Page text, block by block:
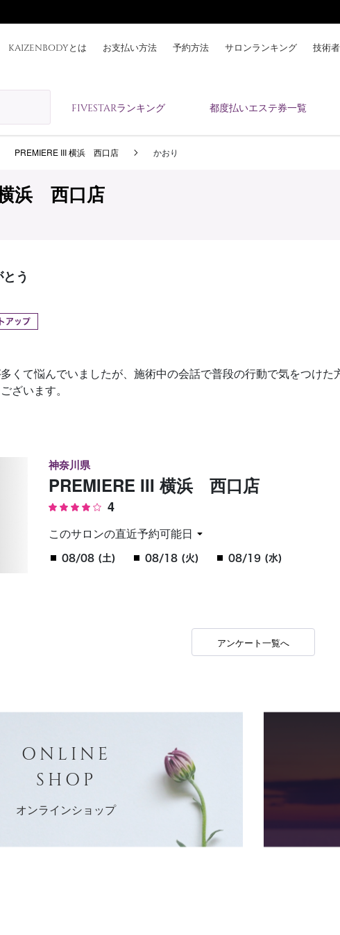
KAIZENBODYとは お支払い方法 予約方法 サロンランキング 技術
FIVESTARランキング 都度払いエステ券一覧
お支払い方法
予約方法
お気に入り
お問い合わせ
PREMIERE III 横浜 西口店 かおり
浜 西口店
う
アップ
くて悩んでいましたが、施術中の会話で普段の行動で気をつけ
ざいます。
神奈川県
PREMIERE III 横浜 西口店
4
このサロンの直近予約可能日
08/08 (土) 08/18 (火) 08/19 (水)
アンケート一覧へ
ONLINE
SHOP
オンラインショップ